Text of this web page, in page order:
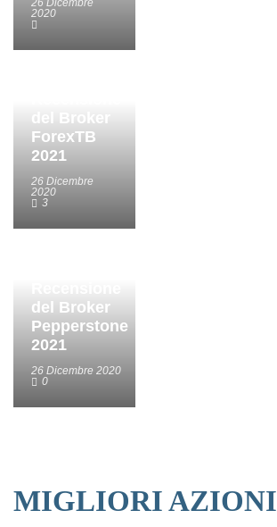
2020
del Broker
ForexTB
2021
26 Dicembre
2020
3
del Broker
Pepperstone
2021
26 Dicembre 2020
0
MIGLIORI AZIONI